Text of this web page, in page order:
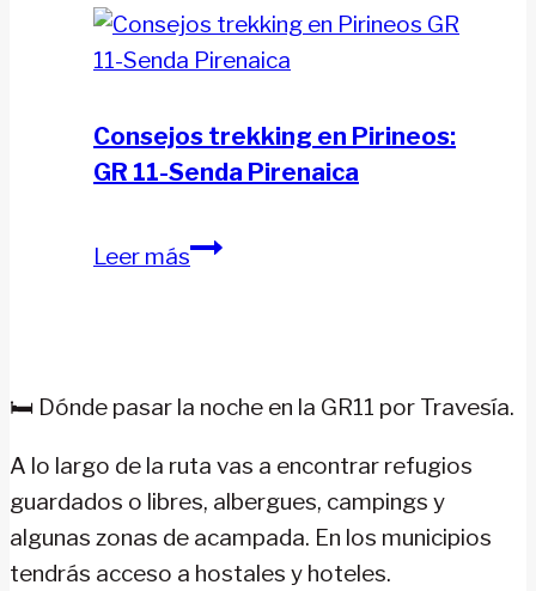
mochila
para
HRP
hacer
la
con
tienda
campaña?
Consejos trekking en Pirineos:
GR 11-Senda Pirenaica
Leer másConsejos
Senda
Pirenaica
🛏️ Dónde pasar la noche en la GR11 por Travesía.
A lo largo de la ruta vas a encontrar refugios
guardados o libres, albergues, campings y
algunas zonas de acampada. En los municipios
tendrás acceso a hostales y hoteles.